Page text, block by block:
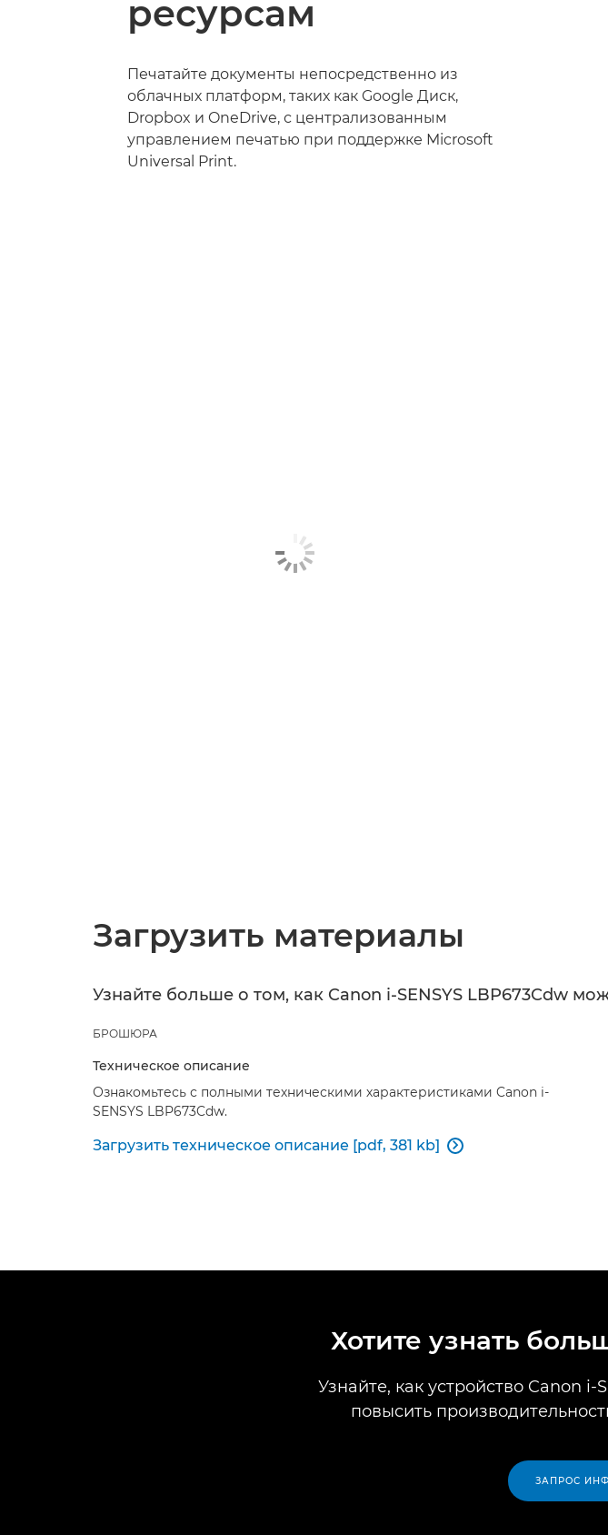
ресурсам
Печатайте документы непосредственно из
облачных платформ, таких как Google Диск,
Dropbox и OneDrive, с централизованным
управлением печатью при поддержке Microsoft
Universal Print.
Загрузить материалы
Узнайте больше о том, как Canon i-SENSYS LBP673Cdw
БРОШЮРА
Техническое описание
Ознакомьтесь с полными техническими характеристиками Canon i-
SENSYS LBP673Cdw.
Загрузить техническое описание [pdf, 381 kb] 
Хотите узнать
Узнайте, как устройство Canon
повысить
ЗАПРОС